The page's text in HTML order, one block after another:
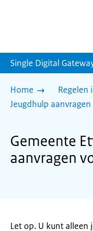
Single Digital
Home
Regelen
Jeugdhulp
Gemeente
aanvragen
Let op. U kunt alleen